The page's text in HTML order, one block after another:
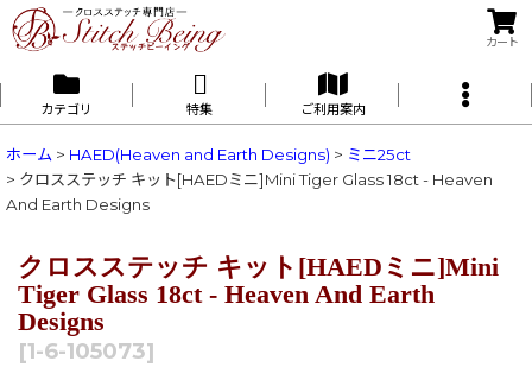
カート
カテゴリ 特集 ご利用案内
ホーム > HAED(Heaven and Earth Designs) > ミニ25ct
> クロスステッチ キット[HAEDミニ]Mini Tiger Glass 18ct - Heaven
And Earth Designs
クロスステッチ キット[HAEDミニ]Mini
Tiger Glass 18ct - Heaven And Earth
Designs
[1-6-105073]